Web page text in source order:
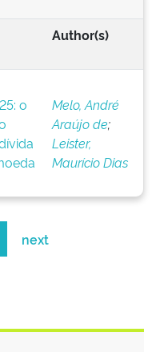
Author(s)
o
Melo, André
Araújo de;
Leister,
Maurício Dias
next